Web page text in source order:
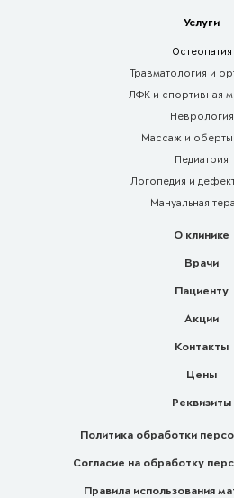
Услуги
Остеопатия
Травматология и
ЛФК и спортивная
Неврология
Массаж и
Педиатрия
Логопедия и
Мануальная
О клинике
Врачи
Пациенту
Акции
Контакты
Цены
Реквизиты
Политика обработки
Согласие на обработку
Правила использования